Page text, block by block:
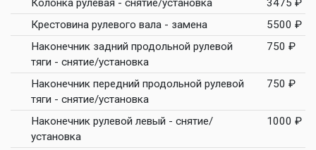
Колонка рулевая - снятие/установка
3475 ₽
Крестовина рулевого вала - замена
5500 ₽
Наконечник задний продольной рулевой
тяги - снятие/установка
750 ₽
Наконечник передний продольной рулевой
тяги - снятие/установка
750 ₽
Наконечник рулевой левый - снятие/
установка
1000 ₽